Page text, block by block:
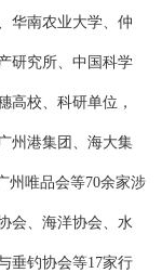
华南农业大学、仲
研究所、中国科学
高校、科研单位，
州港集团、 海大集
州唯品会等70余家涉
会、海洋协会、水
垂钓协会等17家行